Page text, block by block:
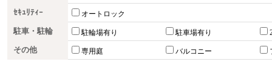
ｾｷｭﾘﾃｨｰ オートロック
駐車・駐輪 駐輪場有り 駐車場有り
その他 専用庭 バルコニー